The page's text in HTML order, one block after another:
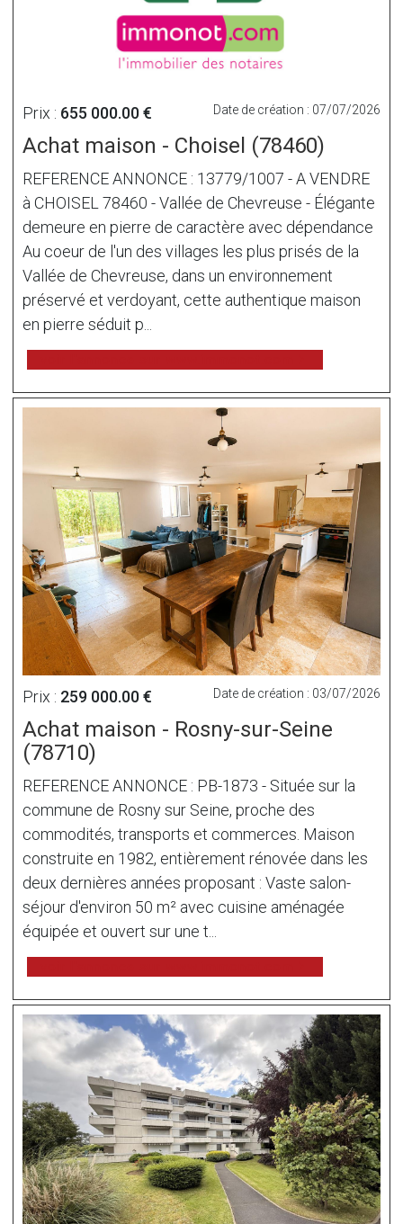
Prix : 655 000.00 € Date de création : 07/07/2026
Achat maison - Choisel (78460)
REFERENCE ANNONCE : 13779/1007 - A VENDRE
à CHOISEL 78460 - Vallée de Chevreuse - Élégante
demeure en pierre de caractère avec dépendance
Au coeur de l'un des villages les plus prisés de la
Vallée de Chevreuse, dans un environnement
préservé et verdoyant, cette authentique maison
en pierre séduit p...
Prix : 259 000.00 € Date de création : 03/07/2026
Achat maison - Rosny-sur-Seine
(78710)
REFERENCE ANNONCE : PB-1873 - Située sur la
commune de Rosny sur Seine, proche des
commodités, transports et commerces. Maison
construite en 1982, entièrement rénovée dans les
deux dernières années proposant : Vaste salon-
séjour d'environ 50 m² avec cuisine aménagée
équipée et ouvert sur une t...